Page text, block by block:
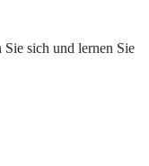
sich und lernen Sie